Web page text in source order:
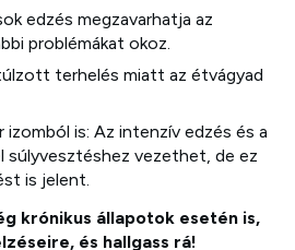
edzés megzavarhatja az
problémákat okoz.
terhelés miatt az étvágyad
izomból is: Az intenzív edzés és a
súlyvesztéshez vezethet, de ez
is jelent.
krónikus állapotok esetén is,
és hallgass rá!